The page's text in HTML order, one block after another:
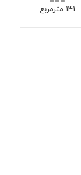
141 مترمربع